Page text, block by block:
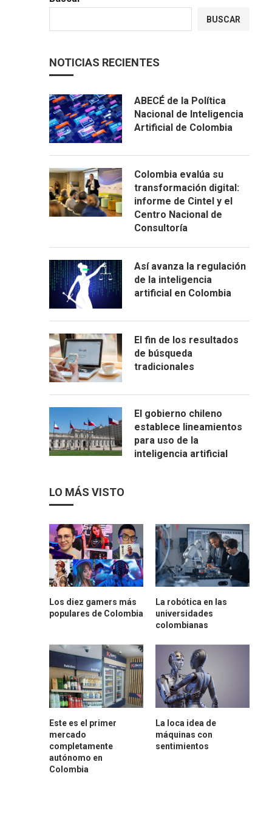
BUSCAR
NOTICIAS RECIENTES
ABECÉ de la Política
Nacional de Inteligencia
Artificial de Colombia
Colombia evalúa su
transformación digital:
informe de Cintel y el
Centro Nacional de
Consultoría
Así avanza la regulación
de la inteligencia
artificial en Colombia
El fin de los resultados
de búsqueda
tradicionales
El gobierno chileno
establece lineamientos
para uso de la
inteligencia artificial
LO MÁS VISTO
Los diez gamers más
populares de Colombia
La robótica en las
universidades
colombianas
Este es el primer
mercado
completamente
autónomo en
Colombia
La loca idea de
máquinas con
sentimientos